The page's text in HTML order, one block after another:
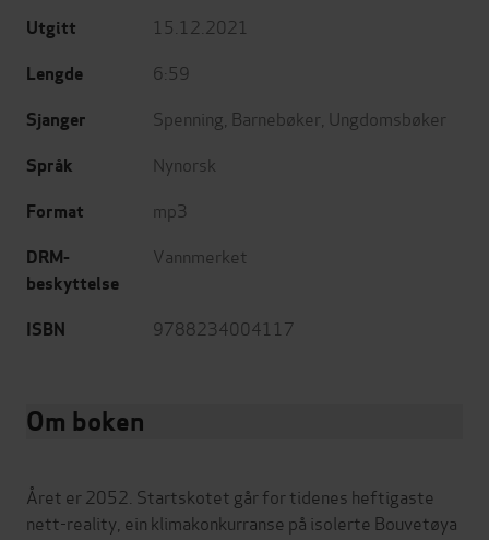
Utgitt 15.12.2021
Lengde 6:59
Sjanger Spenning Barnebøker Ungdomsbøker
Språk Nynorsk
Format mp3
DRM-
beskyttelse
Vannmerket
ISBN 9788234004117
Om boken
Året er 2052. Startskotet går for tidenes heftigaste
nett-reality, ein klimakonkurranse på isolerte Bouvetøya